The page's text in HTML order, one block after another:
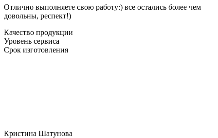
Отлично выполняете свою работу:) все остались более чем
довольны, респект!)
Качество продукции
Уровень сервиса
Срок изготовления
Кристина Шатунова